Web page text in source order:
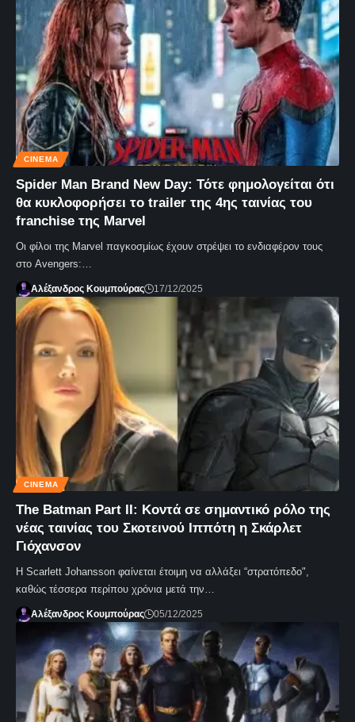
CINEMA
Spider Man Brand New Day: Τότε φημολογείται ότι
θα κυκλοφορήσει το trailer της 4ης ταινίας του
franchise της Marvel
Οι φίλοι της Marvel παγκοσμίως έχουν στρέψει το ενδιαφέρον τους
στο Avengers:…
Αλέξανδρος Κουμπούρας 17/12/2025
CINEMA
The Batman Part II: Κοντά σε σημαντικό ρόλο της
νέας ταινίας του Σκοτεινού Ιππότη η Σκάρλετ
Γιόχανσον
Η Scarlett Johansson φαίνεται έτοιμη να αλλάξει “στρατόπεδο",
καθώς τέσσερα περίπου χρόνια μετά την…
Αλέξανδρος Κουμπούρας 05/12/2025